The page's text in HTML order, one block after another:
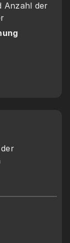
Anzahl der